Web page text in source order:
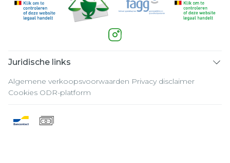
Juridische links
Algemene verkoopsvoorwaarden Privacy disclaimer
Cookies ODR-platform